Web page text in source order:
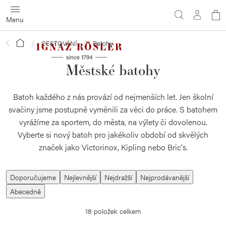
Přejít
na
obsah
Domů CESTOVÁNÍ Batohy
Městské batohy
Batoh každého z nás provází od nejmenších let. Jen školní
svačiny jsme postupně vyměnili za věci do práce. S batohem
vyrážíme za sportem, do města, na výlety či dovolenou.
Vyberte si nový batoh pro jakékoliv období od skvělých
značek jako Victorinox, Kipling nebo Bric's.
Ř
a
z
Doporučujeme Nejlevnější Nejdražší
Nejprodávanější
Abecedně
18 položek celkem